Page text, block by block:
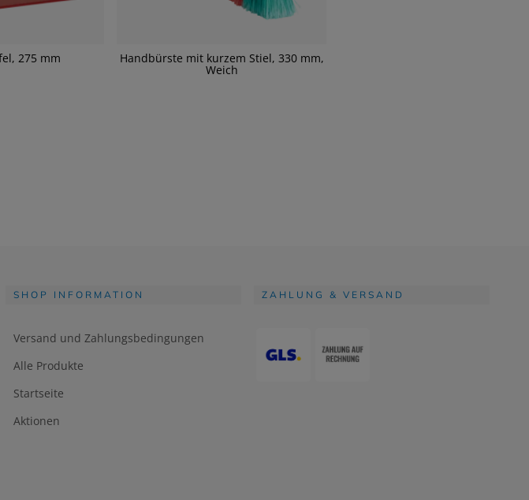
275 mm Handbürste mit kurzem Stiel, 330 mm,
Weich
SHOP INFORMATION
Versand und Zahlungsbedingungen
Alle Produkte
Startseite
Aktionen
ZAHLUNG & VERSAND